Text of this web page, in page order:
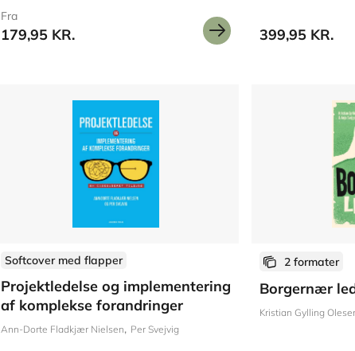
Fra
179,95 KR. 399,95 KR.
Maja Sasser
Softcover med flapper
Projektledelse og implementering
af komplekse forandringer
Ann-Dorte Fladkjær Nielsen Per Svejvig
2 formater
Borgernær
Kristian Gylling